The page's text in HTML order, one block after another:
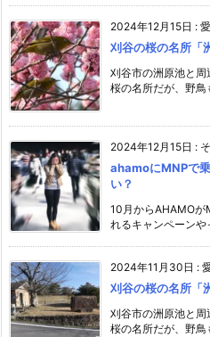
2024年12月15日 :
刈谷の桜の名所「
刈谷市の洲原池と
桜の名所だが、野鳥
2024年12月15日 :
ahamoにMNPで
い？
10月からAHAMOが
れるキャンペーンや
2024年11月30日 :
刈谷の桜の名所「
刈谷市の洲原池と
桜の名所だが、野鳥